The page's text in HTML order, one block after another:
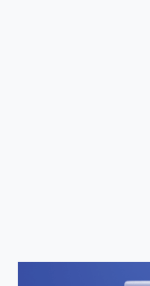
活用により、トー
いユーザーベース
プロモーション努